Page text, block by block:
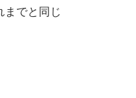
までと同じ